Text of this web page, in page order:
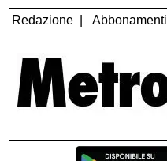
Redazione Abbonamenti